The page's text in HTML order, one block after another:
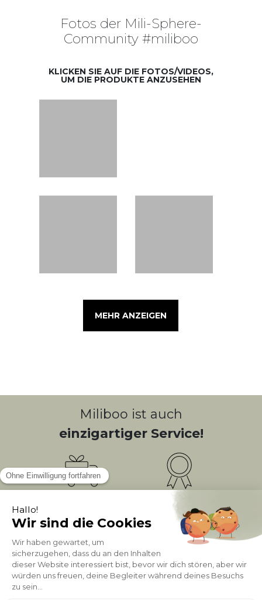
Fotos der Mili-Sphere-
Community #miliboo
KLICKEN SIE AUF DIE FOTOS/VIDEOS,
UM DIE PRODUKTE ANZUSEHEN
MEHR ANZEIGEN
Miliboo ist auch
einzigartiger Service!
Bonusprogramm
PUNKTE = 5